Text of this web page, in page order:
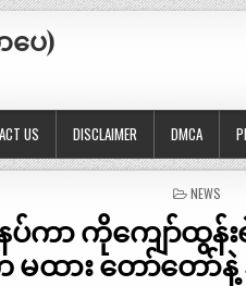
ပေ)
US DISCLAIMER DMCA
POSTED
NEWS
ပ်ကာ ကိုကျော်ထွ
ထား တော်တော်နဲ့